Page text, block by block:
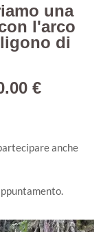
una
l'arco
di
€
anche